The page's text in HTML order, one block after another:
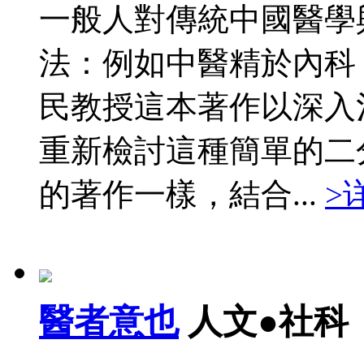
一般人對傳統中國醫
法：例如中醫精於內
民教授這本著作以深
重新檢討這種簡單的
的著作一樣，結合... >
醫者意也 人文●社科